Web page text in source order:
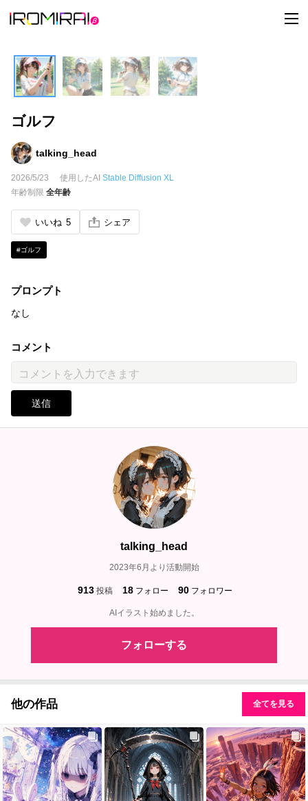
t
o
ゴルフ
talking_head
2026/5/23 使用したAI Stable Diffusion XL
年齢制限 全年齢
いいね 5 シェア
#ゴルフ
プロンプト
なし
コメント
送信
talking_head
2023年6月より活動開始
913 投稿 18 フォロー 90 フォロワー
AIイラスト始めました。
フォローする
他の作品 全てを見る